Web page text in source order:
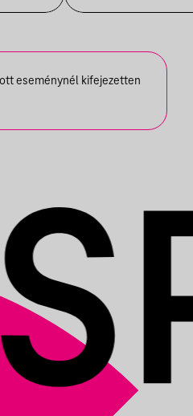
ÉS
eseménynél kifejezetten